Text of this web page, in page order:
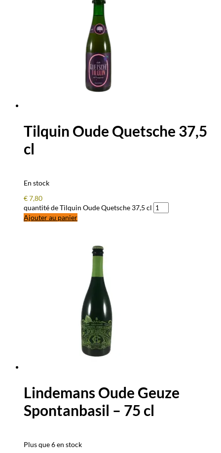
Tilquin Oude Quetsche 37,5
cl
En stock
€7,80
quantité de Tilquin Oude Quetsche 37,5 cl
Ajouter au panier
Lindemans Oude Geuze
Spontanbasil – 75 cl
Plus que 6 en stock